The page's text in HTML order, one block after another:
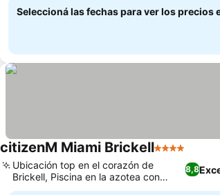
Seleccioná las fechas para ver los precios
citizenM Miami Brickell4 Estrellas
8,8
Ubicación top en el corazón de
Brickell, Piscina en la azotea con
vistas al skyline